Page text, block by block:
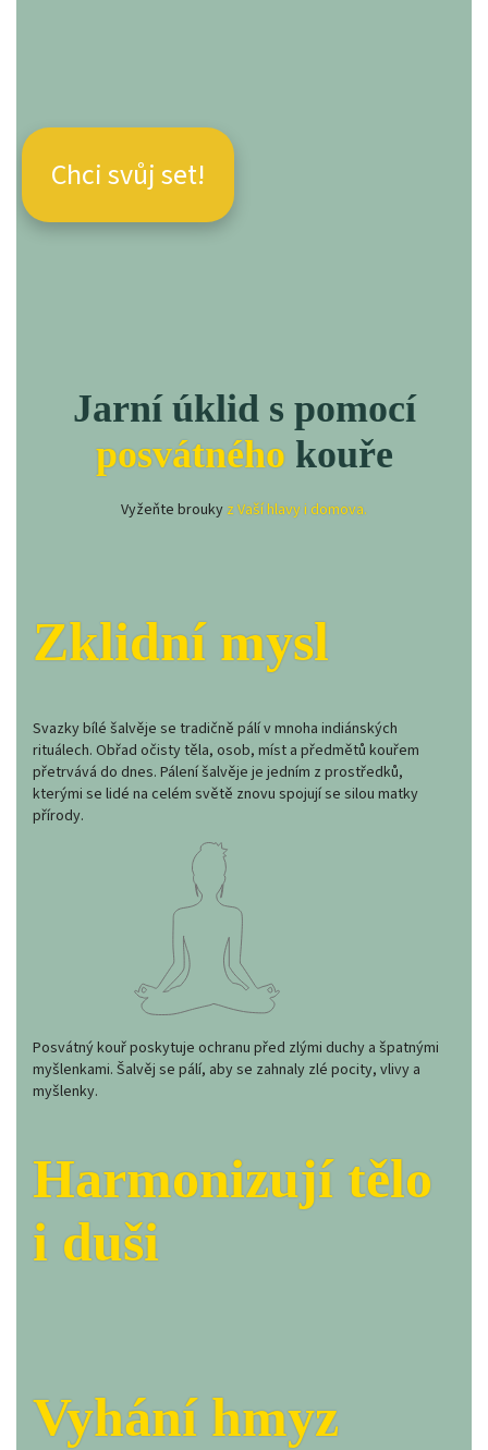
Chci svůj set!
Jarní úklid s pomocí
posvátného kouře
Vyžeňte brouky z Vaší hlavy i domova.
Zklidní mysl
Svazky bílé šalvěje se tradičně pálí v mnoha indiánských
rituálech. Obřad očisty těla, osob, míst a předmětů kouřem
přetrvává do dnes. Pálení šalvěje je jedním z prostředků,
kterými se lidé na celém světě znovu spojují se silou matky
přírody.
Posvátný kouř poskytuje ochranu před zlými duchy a špatnými
myšlenkami. Šalvěj se pálí, aby se zahnaly zlé pocity, vlivy a
myšlenky.
Harmonizují tělo
i duši
Vyhání hmyz